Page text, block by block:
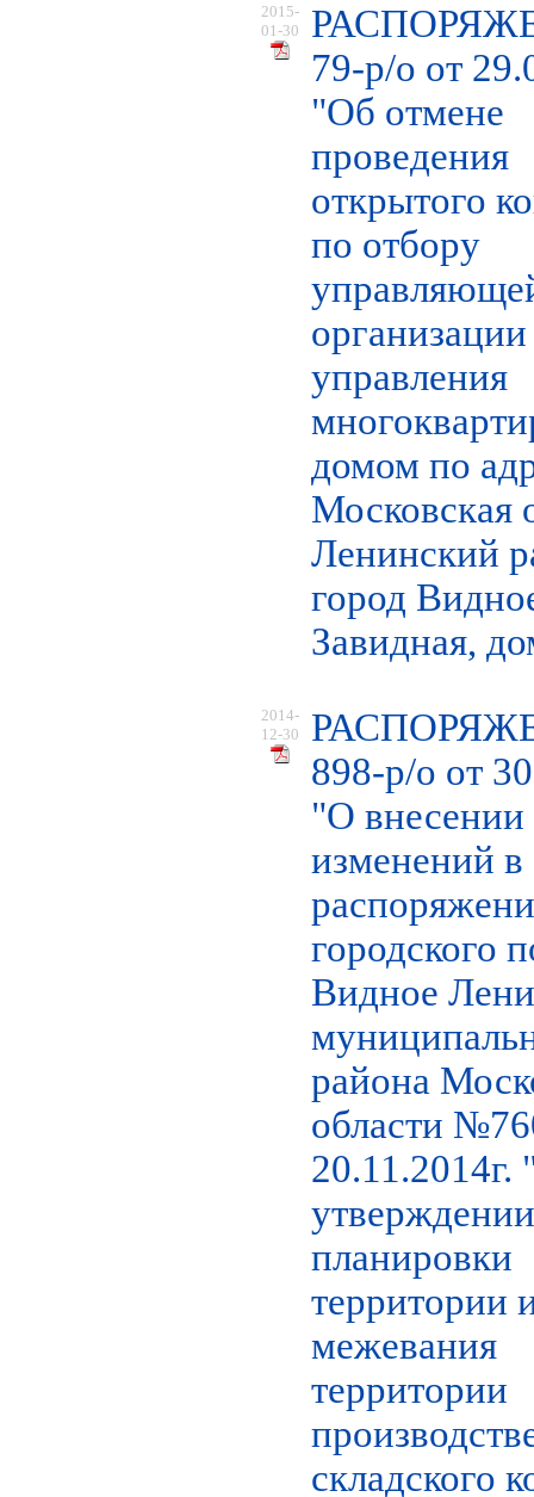
2015-
01-30
79-р/о от
"Об отмене
проведения
открытого
по отбору
управления
домом по
Московская
Ленинский
город
Завидная,
2014-
12-30
898-р/о от
"О внесении
изменений в
городского
Видное
района
области
20.11.2014г.
планировки
территории
межевания
территории
складского